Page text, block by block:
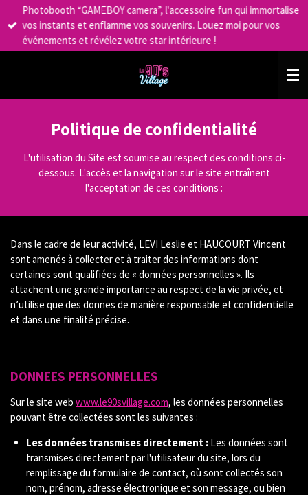
Passer
au
contenu
Photobooth “GAMEBOY camera”, l'accessoire fun qui immortalise
vos instants et enflamme vos souvenirs. Louez moi pour vos
événements et révélez votre star intérieure !
Politique de confidentialité
L'utilisation du Site est soumise au respect des conditions ci-
dessous. L'accès et la navigation sur le site entraînent
l'acceptation de ces conditions :
Dans le cadre de leur activité, LEVI Leslie et HAUCOURT Vincent
sont amenés à collecter et à traiter des informations dont
certaines sont qualifiées de « données personnelles ». Ils
attachent une grande importance au respect de la vie privée, et
n’utilise que des donnes de manière responsable et confidentielle
et dans une finalité précise.
DONNEES PERSONNELLES
Sur le site web www.le90svillage.com, les données personnelles
pouvant être collectées sont les suivantes :
Les données transmises directement : Les données sont
transmises directement par l'utilisateur du site, lors du
remplissage du formulaire de contact, où sont collectés son
nom, prénom, adresse électronique et son message, ou bien